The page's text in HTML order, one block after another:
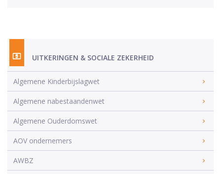
UITKERINGEN & SOCIALE ZEKERHEID
Algemene Kinderbijslagwet
Algemene nabestaandenwet
Algemene Ouderdomswet
AOV ondernemers
AWBZ